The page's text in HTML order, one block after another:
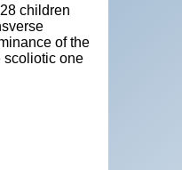
children
of the
scoliotic one